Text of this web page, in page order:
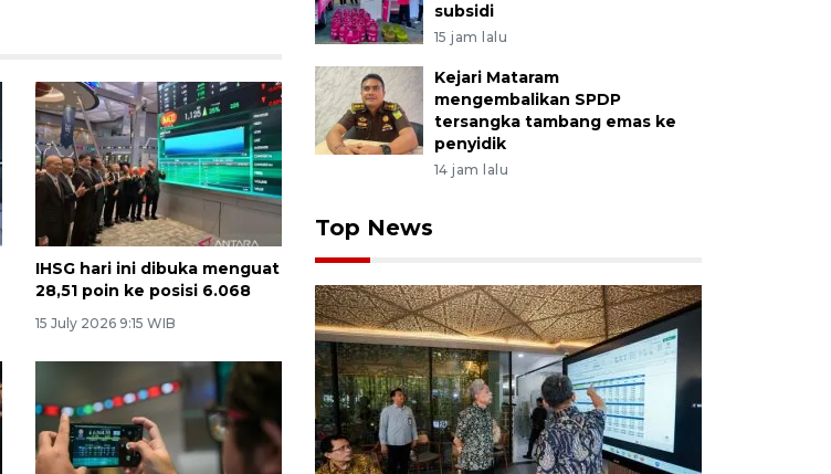
IHSG hari ini dibuka menguat
28,51 poin ke posisi 6.068
15 July 2026 9:15 WIB
subsidi
15 jam lalu
Kejari Mataram
mengembalikan SPDP
tersangka tambang emas ke
penyidik
14 jam lalu
Top News